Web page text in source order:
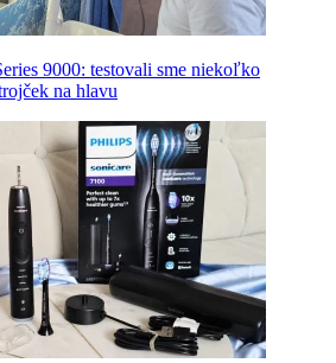
9000: testovali sme niekoľko
na hlavu